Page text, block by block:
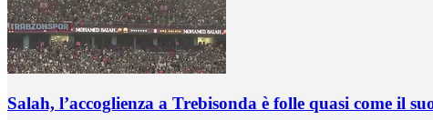
Salah, l’accoglienza a Trebisonda è folle quasi come il